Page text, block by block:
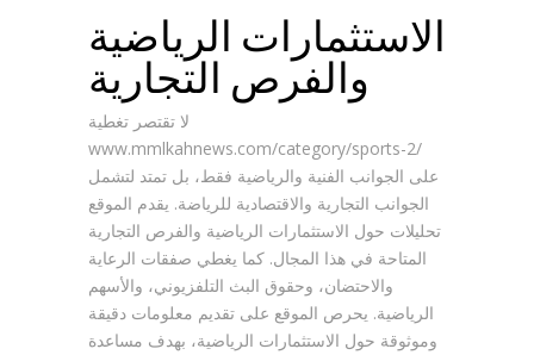
الاستثمارات الرياضية
والفرص التجارية
لا تقتصر تغطية
www.mmlkahnews.com/category/sports-2/
على الجوانب الفنية والرياضية فقط، بل تمتد لتشمل
الجوانب التجارية والاقتصادية للرياضة. يقدم الموقع
تحليلات حول الاستثمارات الرياضية والفرص التجارية
المتاحة في هذا المجال. كما يغطي صفقات الرعاية
والاحتضان، وحقوق البث التلفزيوني، والأسهم
الرياضية. يحرص الموقع على تقديم معلومات دقيقة
وموثوقة حول الاستثمارات الرياضية، بهدف مساعدة